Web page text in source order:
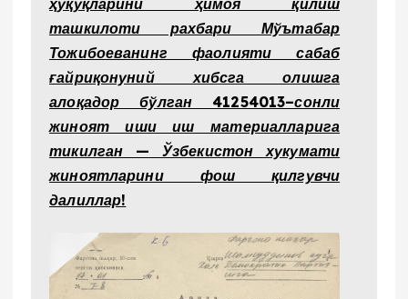
ҳуқуқларини ҳимоя қилиш
ташкилоти рахбари Мўътабар
Тожибоеванинг фаолияти сабаб
ғайриқонуний хибсга олишга
алоқадор бўлган 41254013–сонли
жиноят иши иш материалларига
тикилган — Ўзбекистон хукумати
жиноятларини фош қилгувчи
далиллар!